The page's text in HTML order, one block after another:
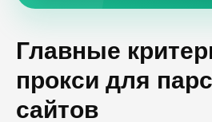
Главные
прокси для
сайтов